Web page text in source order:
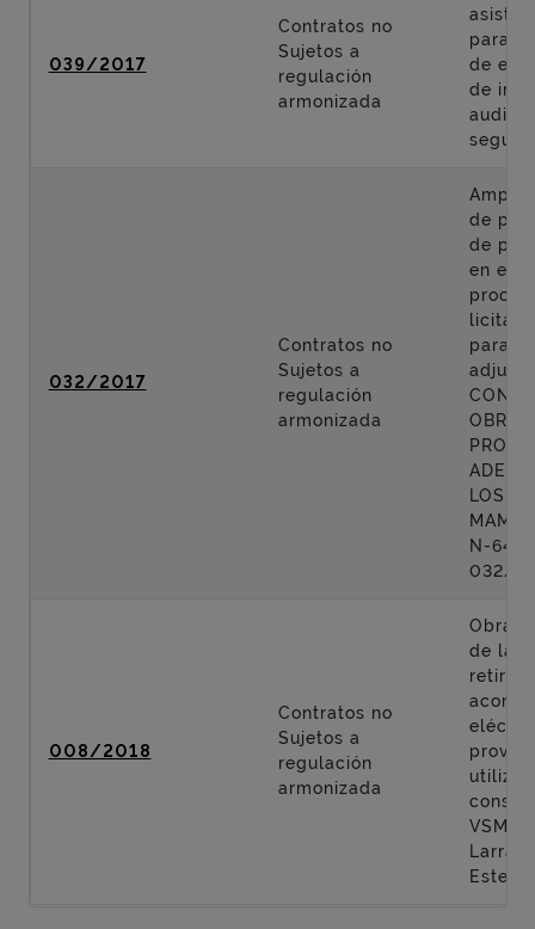
039/2017
Contratos no
Sujetos a
regulación
armonizada
para
de
de
032/2017
Contratos no
Sujetos a
regulación
armonizada
de
de
en el
para la
OBRA
LOS
N-644
032/
008/2018
Contratos no
Sujetos a
regulación
armonizada
Obras.
de las
VSM.
Este.